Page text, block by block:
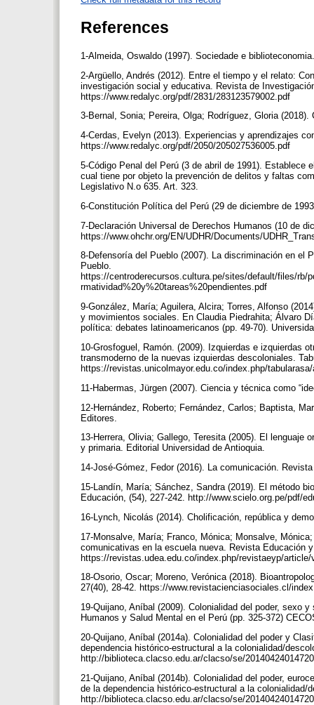
References
1-Almeida, Oswaldo (1997). Sociedade e
2-Argüello, Andrés (2012). Entre el tiempo y el relato:
investigación social y educativa. Revista de
https://www.redalyc.org/pdf/2831/283123579002.pdf
3-Bernal, Sonia; Pereira, Olga; Rodríguez, Gloria
4-Cerdas, Evelyn (2013). Experiencias y aprendizajes
https://www.redalyc.org/pdf/2050/205027536005.pdf
5-Código Penal del Perú (3 de abril de 1991). Establece
cual tiene por objeto la prevención de delitos y faltas
Legislativo N.o 635. Art. 323.
6-Constitución Política del Perú (29 de diciembre de
7-Declaración Universal de Derechos Humanos (10 de
https://www.ohchr.org/EN/UDHR/Documents/
8-Defensoría del Pueblo (2007). La discriminación en el
Pueblo.
https://centroderecursos.cultura.pe/sites/default/files/rb/
rmatividad%20y%20tareas%20pendientes.pdf
9-González, María; Aguilera, Alcira; Torres, Alfonso
y movimientos sociales. En Claudia Piedrahita; Álvaro
política: debates latinoamericanos (pp. 49-70).
10-Grosfoguel, Ramón. (2009). Izquierdas e izquierdas
transmoderno de la nuevas izquierdas descoloniales.
https://revistas.unicolmayor.edu.co/index.php/
11-Habermas, Jürgen (2007). Ciencia y técnica como
12-Hernández, Roberto; Fernández, Carlos; Baptista,
Editores.
13-Herrera, Olivia; Gallego, Teresita (2005). El lenguaje
y primaria. Editorial Universidad de Antioquia.
14-José-Gómez, Fedor (2016). La comunicación.
15-Landín, María; Sánchez, Sandra (2019). El método
Educación, (54), 227-242. http://www.scielo.org.pe/pdf/
16-Lynch, Nicolás (2014). Cholificación, república y
17-Monsalve, María; Franco, Mónica; Monsalve,
comunicativas en la escuela nueva. Revista Educación
https://revistas.udea.edu.co/index.php/revistaeyp/
18-Osorio, Oscar; Moreno, Verónica (2018).
27(40), 28-42. https://www.revistacienciasociales.cl/
19-Quijano, Aníbal (2009). Colonialidad del poder, sexo
Humanos y Salud Mental en el Perú (pp. 325-372)
20-Quijano, Aníbal (2014a). Colonialidad del poder y
dependencia histórico-estructural a la colonialidad/
http://biblioteca.clacso.edu.ar/clacso/se/
21-Quijano, Aníbal (2014b). Colonialidad del poder,
de la dependencia histórico-estructural a la colonialidad/
http://biblioteca.clacso.edu.ar/clacso/se/